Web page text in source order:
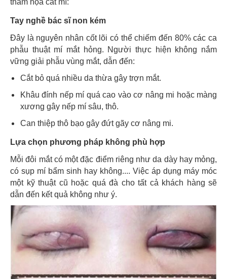
thảm họa cắt mí:
Tay nghề bác sĩ non kém
Đây là nguyên nhân cốt lõi có thể chiếm đến 80% các ca
phẫu thuật mí mắt hỏng. Người thực hiện không nắm
vững giải phẫu vùng mắt, dẫn đến:
Cắt bỏ quá nhiều da thừa gây trợn mắt.
Khâu đính nếp mí quá cao vào cơ nâng mi hoặc màng
xương gây nếp mí sâu, thô.
Can thiệp thô bạo gây đứt gãy cơ nâng mi.
Lựa chọn phương pháp không phù hợp
Mỗi đôi mắt có một đặc điểm riêng như da dày hay mỏng,
có sụp mí bẩm sinh hay không.... Việc áp dụng máy móc
một kỹ thuật cũ hoặc quá đà cho tất cả khách hàng sẽ
dẫn đến kết quả không như ý.